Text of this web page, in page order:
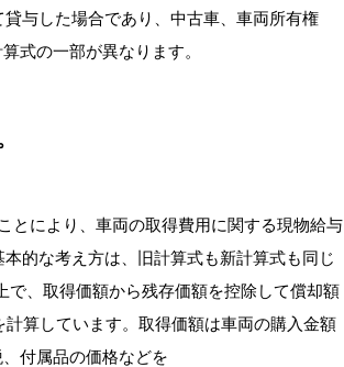
与した場合であり、中古車、車両所有権
式の一部が異なります。
とにより、車両の取得費用に関する現物給与
的な考え方は、旧計算式も新計算式も同じ
、取得価額から残存価額を控除して償却額
算しています。取得価額は車両の購入金額
付属品の価格などを